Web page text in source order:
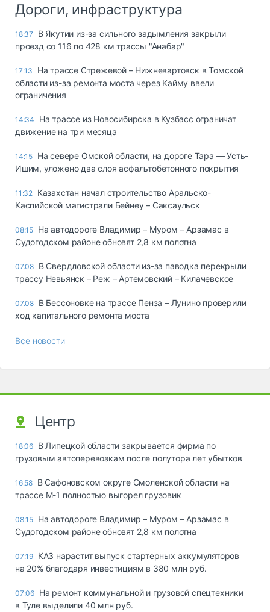
Дороги, инфраструктура
18:37
В Якутии из-за сильного задымления закрыли
проезд со 116 по 428 км трассы "Анабар"
17:13
На трассе Стрежевой – Нижневартовск в Томской
области из-за ремонта моста через Кайму ввели
ограничения
14:34
На трассе из Новосибирска в Кузбасс ограничат
движение на три месяца
14:15 На севере Омской области, на дороге Тара — Усть-
Ишим, уложено два слоя асфальтобетонного покрытия
11:32 Казахстан начал строительство Аральско-
Каспийской магистрали Бейнеу – Саксаульск
08:15 На автодороге Владимир – Муром – Арзамас в
Судогодском районе обновят 2,8 км полотна
07.08 В Свердловской области из-за паводка перекрыли
трассу Невьянск – Реж – Артемовский – Килачевское
07.08 В Бессоновке на трассе Пенза – Лунино проверили
ход капитального ремонта моста
Все новости
Центр
18:06 В Липецкой области закрывается фирма по
грузовым автоперевозкам после полутора лет убытков
16:58 В Сафоновском округе Смоленской области на
трассе М-1 полностью выгорел грузовик
08:15 На автодороге Владимир – Муром – Арзамас в
Судогодском районе обновят 2,8 км полотна
07:19 КАЗ нарастит выпуск стартерных аккумуляторов
на 20% благодаря инвестициям в 380 млн руб.
07:06 На ремонт коммунальной и грузовой спецтехники
в Туле выделили 40 млн руб.